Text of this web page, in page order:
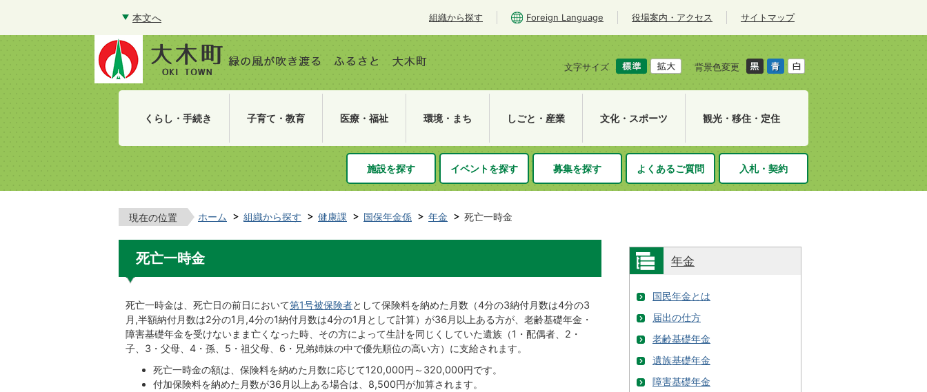
本文へ 組織から探す Foreign Language 役場案内・アクセス サイトマップ
文字サイズ 背景色変更
くらし・手続き 子育て・教育 医療・福祉 環境・まち しごと・産業 文化・スポーツ 観光・移住・定住
施設を探す イベントを探す 募集を探す よくあるご質問 入札・契約
現在の位置 ホーム 組織から探す 健康課 国保年金係 年金 死亡一時金
死亡一時金
死亡一時金は、死亡日の前日において第1号被保険者として保険料を納めた月数（4分の3納付月数は4分の3
月,半額納付月数は2分の1月,4分の1納付月数は4分の1月として計算）が36月以上ある方が、老齢基礎年金・
障害基礎年金を受けないまま亡くなった時、その方によって生計を同じくしていた遺族（1・配偶者、2・
子、3・父母、4・孫、5・祖父母、6・兄弟姉妹の中で優先順位の高い方）に支給されます。
死亡一時金の額は、保険料を納めた月数に応じて120,000円～320,000円です。
付加保険料を納めた月数が36月以上ある場合は、8,500円が加算されます。
年金
国民年金とは
届出の仕方
老齢基礎年金
遺族基礎年金
障害基礎年金